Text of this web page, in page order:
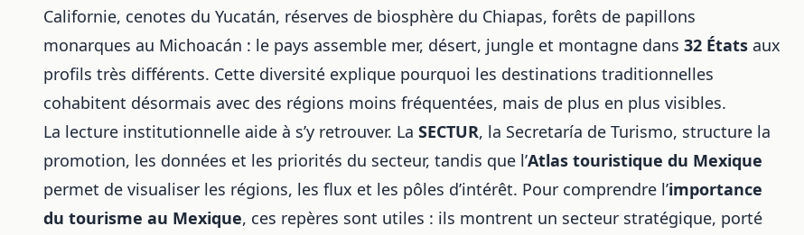
Californie, cenotes du Yucatán, réserves de biosphère du Chiapas, forêts de papillons
monarques au Michoacán : le pays assemble mer, désert, jungle et montagne dans 32 États aux
profils très différents. Cette diversité explique pourquoi les destinations traditionnelles
cohabitent désormais avec des régions moins fréquentées, mais de plus en plus visibles.
La lecture institutionnelle aide à s’y retrouver. La SECTUR, la Secretaría de Turismo, structure la
promotion, les données et les priorités du secteur, tandis que l’Atlas touristique du Mexique
permet de visualiser les régions, les flux et les pôles d’intérêt. Pour comprendre l’importance
du tourisme au Mexique, ces repères sont utiles : ils montrent un secteur stratégique, porté